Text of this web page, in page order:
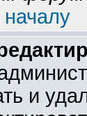
началу
и